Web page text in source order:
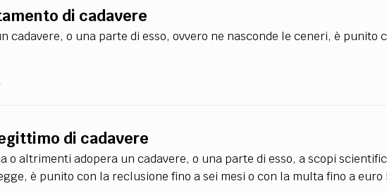
di cadavere
cadavere, o una parte di esso, ovvero ne nasconde le ceneri, è punito
di cadavere
o altrimenti adopera un cadavere, o una parte di esso, a scopi
è punito con la reclusione fino a sei mesi o con la multa fino a euro